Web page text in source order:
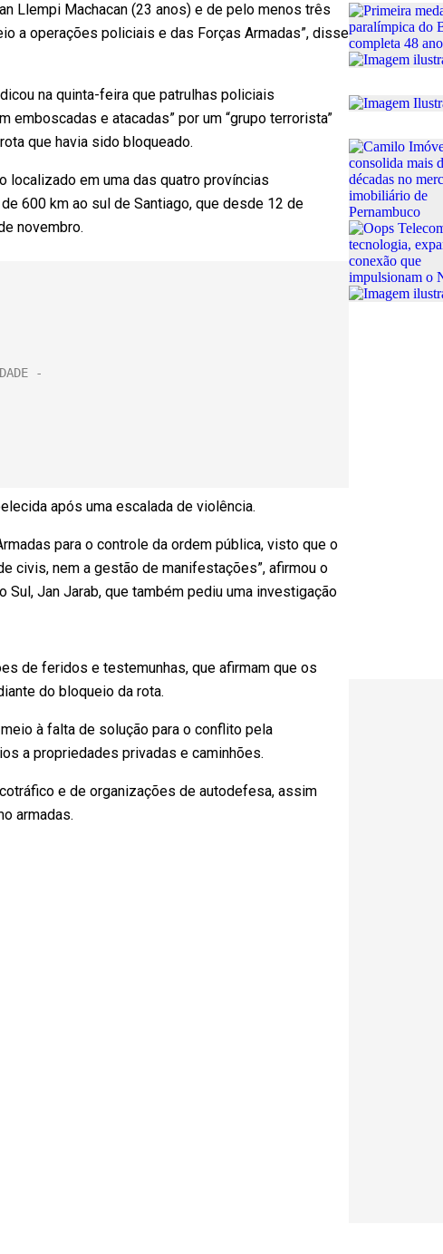
Llempi Machacan (23 anos) e de pelo menos três
a operações policiais e das Forças Armadas”, disse
na quinta-feira que patrulhas policiais
emboscadas e atacadas” por um “grupo terrorista”
que havia sido bloqueado.
localizado em uma das quatro províncias
600 km ao sul de Santiago, que desde 12 de
novembro.
após uma escalada de violência.
para o controle da ordem pública, visto que o
civis, nem a gestão de manifestações”, afirmou o
Jan Jarab, que também pediu uma investigação
de feridos e testemunhas, que afirmam que os
do bloqueio da rota.
à falta de solução para o conflito pela
a propriedades privadas e caminhões.
e de organizações de autodefesa, assim
armadas.